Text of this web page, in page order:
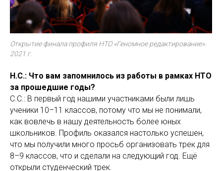
Открытие финала профиля НТО «Геномное редактирование».
2021 г.
Н.С.: Что вам запомнилось из работы в рамках НТО
за прошедшие годы?
С.С.: В первый год нашими участниками были лишь
ученики 10–11 классов, потому что мы не понимали,
как вовлечь в нашу деятельность более юных
школьников. Профиль оказался настолько успешен,
что мы получили много просьб организовать трек для
8–9 классов, что и сделали на следующий год. Ещё
открыли студенческий трек.